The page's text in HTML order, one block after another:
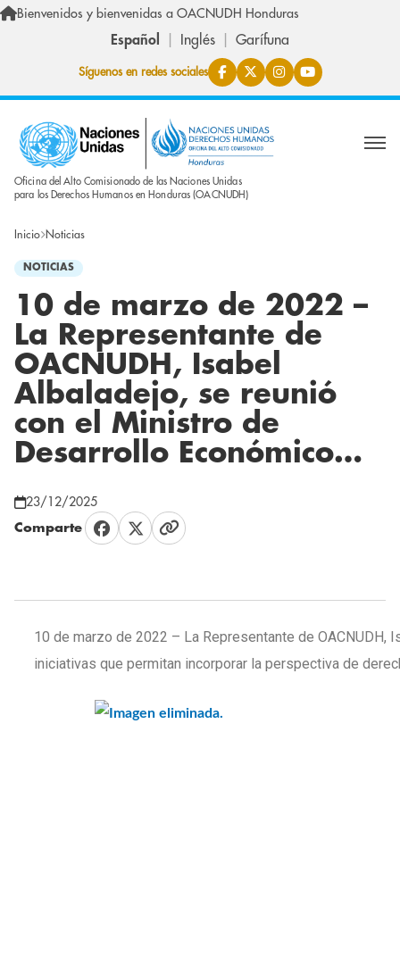
Pasar al contenido principal
Bienvenidos y bienvenidas a OACNUDH Honduras
Español Inglés Garífuna
Síguenos en redes sociales
Oficina del Alto Comisionado de las Naciones Unidas
para los Derechos Humanos en Honduras (OACNUDH)
Inicio Noticias
NOTICIAS
10 de marzo de 2022 –
La Representante de
OACNUDH, Isabel
Albaladejo, se reunió
con el Ministro de
Desarrollo Económico…
23/12/2025
Comparte
10 de marzo de 2022 – La Representante de
iniciativas que permitan incorporar la perspectiva de